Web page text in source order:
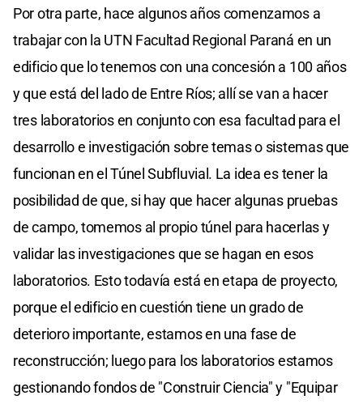
Por otra parte, hace algunos años comenzamos a
trabajar con la UTN Facultad Regional Paraná en un
edificio que lo tenemos con una concesión a 100 años
y que está del lado de Entre Ríos; allí se van a hacer
tres laboratorios en conjunto con esa facultad para el
desarrollo e investigación sobre temas o sistemas que
funcionan en el Túnel Subfluvial. La idea es tener la
posibilidad de que, si hay que hacer algunas pruebas
de campo, tomemos al propio túnel para hacerlas y
validar las investigaciones que se hagan en esos
laboratorios. Esto todavía está en etapa de proyecto,
porque el edificio en cuestión tiene un grado de
deterioro importante, estamos en una fase de
reconstrucción; luego para los laboratorios estamos
gestionando fondos de "Construir Ciencia" y "Equipar